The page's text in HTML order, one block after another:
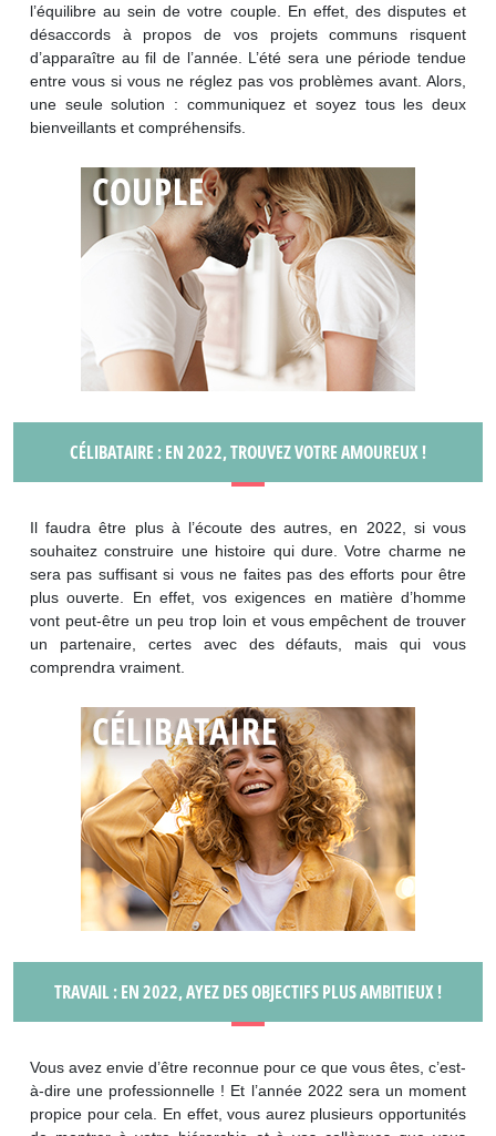
l’équilibre au sein de votre couple. En effet, des disputes et
désaccords à propos de vos projets communs risquent
d’apparaître au fil de l’année. L’été sera une période tendue
entre vous si vous ne réglez pas vos problèmes avant. Alors,
une seule solution : communiquez et soyez tous les deux
bienveillants et compréhensifs.
CÉLIBATAIRE : EN 2022, TROUVEZ VOTRE AMOUREUX !
Il faudra être plus à l’écoute des autres, en 2022, si vous
souhaitez construire une histoire qui dure. Votre charme ne
sera pas suffisant si vous ne faites pas des efforts pour être
plus ouverte. En effet, vos exigences en matière d’homme
vont peut-être un peu trop loin et vous empêchent de trouver
un partenaire, certes avec des défauts, mais qui vous
comprendra vraiment.
TRAVAIL : EN 2022, AYEZ DES OBJECTIFS PLUS AMBITIEUX !
Vous avez envie d’être reconnue pour ce que vous êtes, c’est-
à-dire une professionnelle ! Et l’année 2022 sera un moment
propice pour cela. En effet, vous aurez plusieurs opportunités